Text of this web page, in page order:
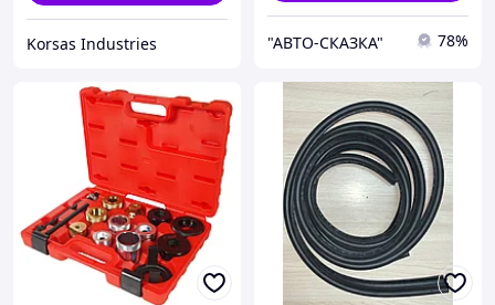
Korsas Industries "АВТО-СКАЗКА" 78%